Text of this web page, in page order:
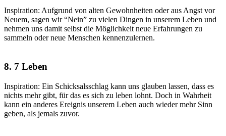
Inspiration: Aufgrund von alten Gewohnheiten oder aus Angst vor
Neuem, sagen wir “Nein” zu vielen Dingen in unserem Leben und
nehmen uns damit selbst die Möglichkeit neue Erfahrungen zu
sammeln oder neue Menschen kennenzulernen.
8. 7 Leben
Inspiration: Ein Schicksalsschlag kann uns glauben lassen, dass es
nichts mehr gibt, für das es sich zu leben lohnt. Doch in Wahrheit
kann ein anderes Ereignis unserem Leben auch wieder mehr Sinn
geben, als jemals zuvor.